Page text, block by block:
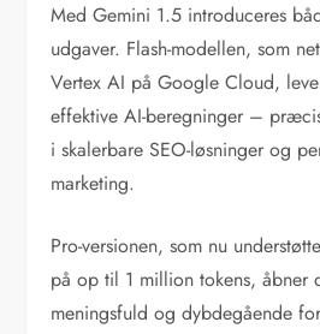
Med Gemini 1.5 introduceres
udgaver. Flash-modellen, som
Vertex AI på Google Cloud,
effektive AI-beregninger –
i skalerbare SEO-løsninger og
marketing.
Pro-versionen, som nu
på op til 1 million tokens, åbner
meningsfuld og dybdegående